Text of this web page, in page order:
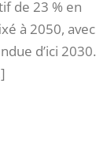
de 23 % en
à 2050, avec
d’ici 2030.